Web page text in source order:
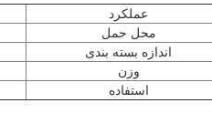
عملکرد
محل حمل
اندازه بسته بندی
وزن
استفاده